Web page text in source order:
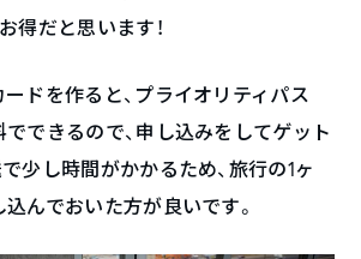
得だと思います！
ドを作ると、プライオリティパス
できるので、申し込みをしてゲット
少し時間がかかるため、旅行の1ヶ
んでおいた方が良いです。